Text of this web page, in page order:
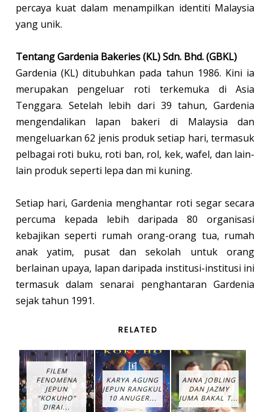
percaya kuat dalam menampilkan identiti Malaysia
yang unik.
Tentang Gardenia Bakeries (KL) Sdn. Bhd. (GBKL)
Gardenia (KL) ditubuhkan pada tahun 1986. Kini ia
merupakan pengeluar roti terkemuka di Asia
Tenggara. Setelah lebih dari 39 tahun, Gardenia
mengendalikan lapan bakeri di Malaysia dan
mengeluarkan 62 jenis produk setiap hari, termasuk
pelbagai roti buku, roti ban, rol, kek, wafel, dan lain-
lain produk seperti lepa dan mi kuning.
Setiap hari, Gardenia menghantar roti segar secara
percuma kepada lebih daripada 80 organisasi
kebajikan seperti rumah orang-orang tua, rumah
anak yatim, pusat dan sekolah untuk orang
berlainan upaya, lapan daripada institusi-institusi ini
termasuk dalam senarai penghantaran Gardenia
sejak tahun 1991.
RELATED
FILEM
FENOMENA
JEPUN
“KOKUHO”
DIRAI...
KARYA AGUNG
JEPUN RANGKUL
10 ANUGER...
ANNA JOBLING
DAN JAZMY
JUMA BAKAL T...